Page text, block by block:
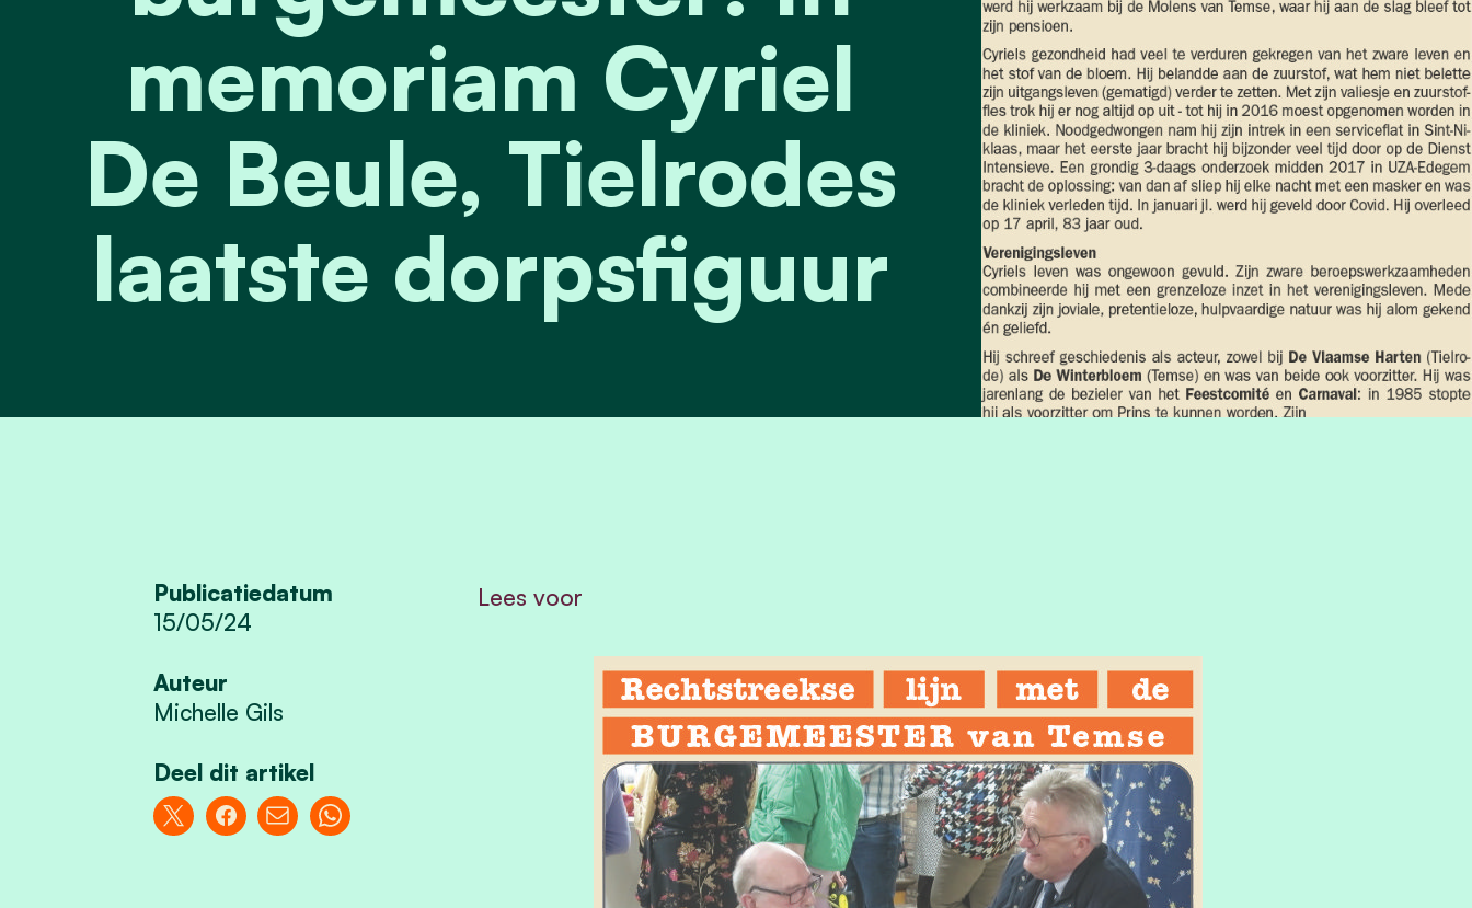
memoriam Cyriel
De Beule, Tielrodes
laatste dorpsfiguur
Publicatiedatum
15/05/24
Auteur
Michelle Gils
Deel dit artikel
Lees voor